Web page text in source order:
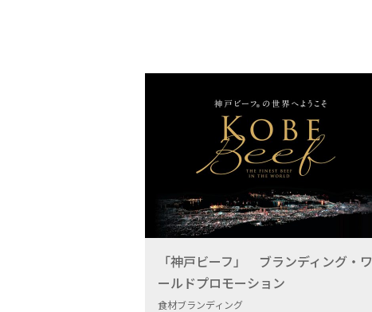
「神戸ビーフ」 ブランディング・ワ
ールドプロモーション
食材ブランディング